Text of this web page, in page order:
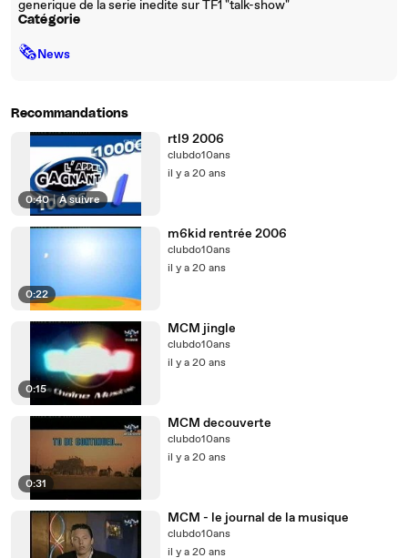
generique de la serie inedite sur TF1 "talk-show"
Catégorie
🗞News
Recommandations
0:40 | À suivre
rtl9 2006
clubdo10ans
il y a 20 ans
0:22
m6kid rentrée 2006
clubdo10ans
il y a 20 ans
0:15
MCM jingle
clubdo10ans
il y a 20 ans
0:31
MCM decouverte
clubdo10ans
il y a 20 ans
MCM - le journal de la musique
clubdo10ans
il y a 20 ans